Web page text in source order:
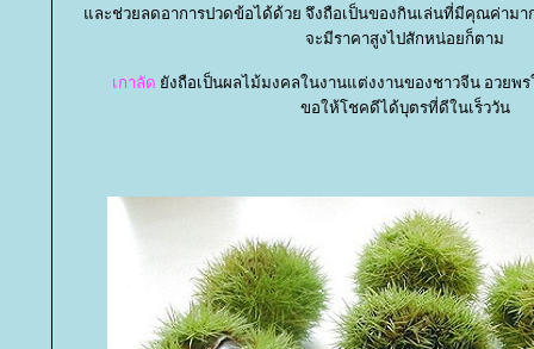
ละช่วยลดอาการปวดข้อได้ด้วย จึงถือเป็นของกินเล่นที่มีคุณค่าม
จะมีราคาสูงไปสักหน่อยก็ตาม
เกาลัด งถือเป็นผลไม้มงคลในงานแต่งงานของชาวจีน อวยพร
ขอให้โชคดีได้บุตรที่ดีในเร็ววัน